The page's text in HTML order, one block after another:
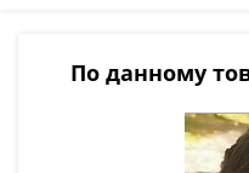
По данному